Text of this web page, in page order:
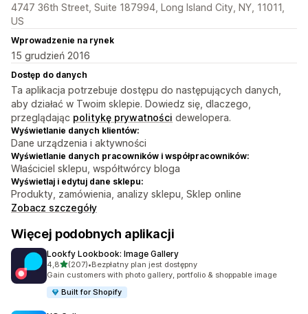
4747 36th Street, Suite 187994, Long Island City, NY, 11011,
US
Wprowadzenie na rynek
15 grudzień 2016
Dostęp do danych
Ta aplikacja potrzebuje dostępu do następujących danych,
aby działać w Twoim sklepie. Dowiedz się, dlaczego,
przeglądając politykę prywatności dewelopera.
Wyświetlanie danych klientów:
Dane urządzenia i aktywności
Wyświetlanie danych pracowników i współpracowników:
Właściciel sklepu, współtwórcy bloga
Wyświetlaj i edytuj dane sklepu:
Produkty, zamówienia, analizy sklepu, Sklep online
Zobacz szczegóły
Więcej podobnych aplikacji
Lookfy Lookbook: Image Gallery
4,8na 5 gwiazdek
(207)
Łączna liczba recenzji: 207
•Bezpłatny plan jest dostępny
Gain customers with photo gallery, portfolio & shoppable image
Built for Shopify